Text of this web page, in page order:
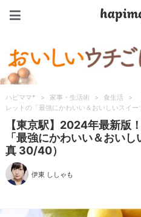
ハピママ* > 家事・生活術 > 食生活 >
レットの「最強にかわいい＆おいしいスイー
【東京駅】2024年最新版
「最強にかわいい＆おい
真 30/40）
伊東 ししゃも